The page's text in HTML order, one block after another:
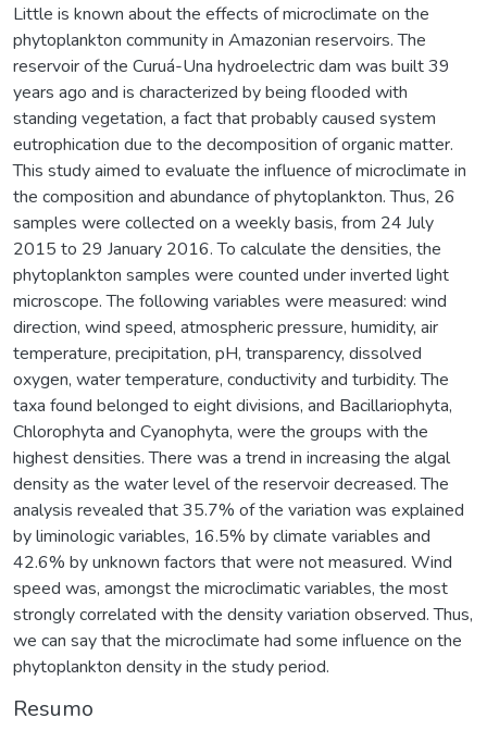
Little is known about the effects of microclimate on the
phytoplankton community in Amazonian reservoirs. The
reservoir of the Curuá-Una hydroelectric dam was built 39
years ago and is characterized by being flooded with
standing vegetation, a fact that probably caused system
eutrophication due to the decomposition of organic matter.
This study aimed to evaluate the influence of microclimate in
the composition and abundance of phytoplankton. Thus, 26
samples were collected on a weekly basis, from 24 July
2015 to 29 January 2016. To calculate the densities, the
phytoplankton samples were counted under inverted light
microscope. The following variables were measured: wind
direction, wind speed, atmospheric pressure, humidity, air
temperature, precipitation, pH, transparency, dissolved
oxygen, water temperature, conductivity and turbidity. The
taxa found belonged to eight divisions, and Bacillariophyta,
Chlorophyta and Cyanophyta, were the groups with the
highest densities. There was a trend in increasing the algal
density as the water level of the reservoir decreased. The
analysis revealed that 35.7% of the variation was explained
by liminologic variables, 16.5% by climate variables and
42.6% by unknown factors that were not measured. Wind
speed was, amongst the microclimatic variables, the most
strongly correlated with the density variation observed. Thus,
we can say that the microclimate had some influence on the
phytoplankton density in the study period.
Resumo